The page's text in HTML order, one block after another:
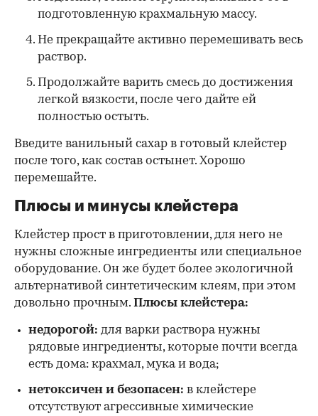
подготовленную крахмальную массу.
Не прекращайте активно перемешивать весь
раствор.
Продолжайте варить смесь до достижения
легкой вязкости, после чего дайте ей
полностью остыть.
Введите ванильный сахар в готовый клейстер
после того, как состав остынет. Хорошо
перемешайте.
Плюсы и минусы клейстера
Клейстер прост в приготовлении, для него не
нужны сложные ингредиенты или специальное
оборудование. Он же будет более экологичной
альтернативой синтетическим клеям, при этом
довольно прочным. Плюсы клейстера:
недорогой: для варки раствора нужны
рядовые ингредиенты, которые почти всегда
есть дома: крахмал, мука и вода;
нетоксичен и безопасен: в клейстере
отсутствуют агрессивные химические